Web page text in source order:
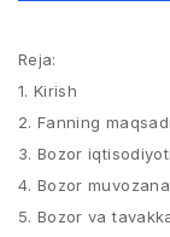
Reja:
1. Kirish
2. Fanning
3. Bozor
4. Bozor
5. Bozor va